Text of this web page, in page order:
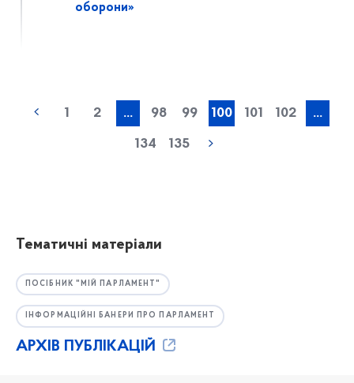
оборони»
1 2 ... 98 99 100 101 102 ...
134 135
Тематичні матеріали
ПОСІБНИК "МІЙ ПАРЛАМЕНТ"
ІНФОРМАЦІЙНІ БАНЕРИ ПРО ПАРЛАМЕНТ
АРХІВ ПУБЛІКАЦІЙ